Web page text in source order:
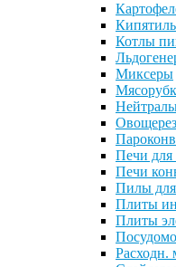
Котлы
Миксеры
Печи
Печи
Пилы для
Плиты
Плиты
Расходн.